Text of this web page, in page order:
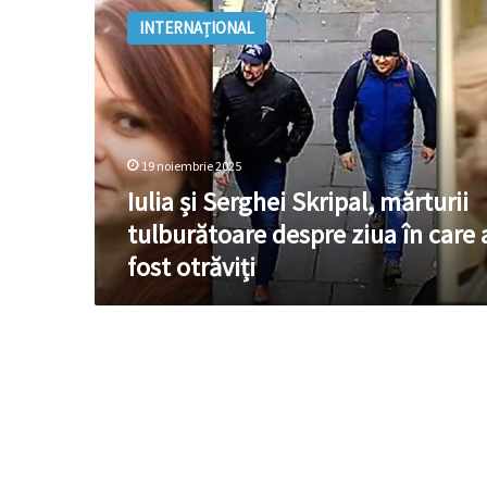
și
Serghei
Skripal,
mărturii
tulburătoare
despre
ziua
în
care
au
otrăviți
INTERNAȚIONAL
19 noiembrie 2025
Iulia și Serghei Skripal, mărturii
tulburătoare despre ziua în care
fost otrăviți